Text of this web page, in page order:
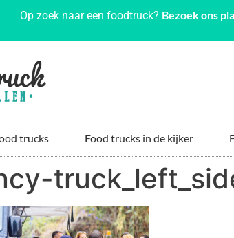
Op zoek naar een foodtruck? Bezoek ons
trucks Food trucks in de kijker